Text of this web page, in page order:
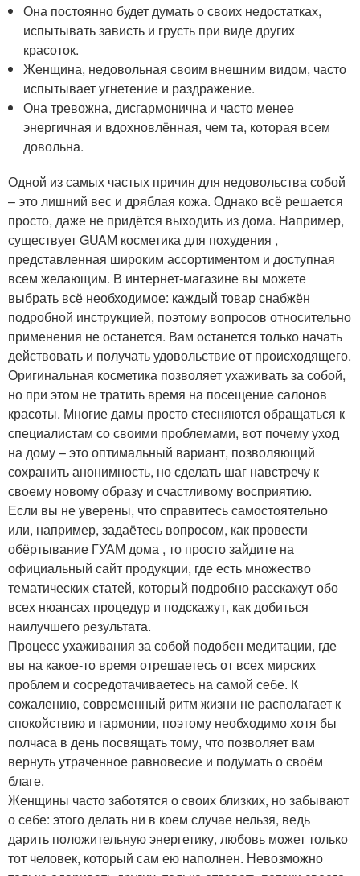
Она постоянно будет думать о своих недостатках,
испытывать зависть и грусть при виде других
красоток.
Женщина, недовольная своим внешним видом, часто
испытывает угнетение и раздражение.
Она тревожна, дисгармонична и часто менее
энергичная и вдохновлённая, чем та, которая всем
довольна.
Одной из самых частых причин для недовольства собой
– это лишний вес и дряблая кожа. Однако всё решается
просто, даже не придётся выходить из дома. Например,
существует GUAM косметика для похудения ,
представленная широким ассортиментом и доступная
всем желающим. В интернет-магазине вы можете
выбрать всё необходимое: каждый товар снабжён
подробной инструкцией, поэтому вопросов относительно
применения не останется. Вам останется только начать
действовать и получать удовольствие от происходящего.
Оригинальная косметика позволяет ухаживать за собой,
но при этом не тратить время на посещение салонов
красоты. Многие дамы просто стесняются обращаться к
специалистам со своими проблемами, вот почему уход
на дому – это оптимальный вариант, позволяющий
сохранить анонимность, но сделать шаг навстречу к
своему новому образу и счастливому восприятию.
Если вы не уверены, что справитесь самостоятельно
или, например, задаётесь вопросом, как провести
обёртывание ГУАМ дома , то просто зайдите на
официальный сайт продукции, где есть множество
тематических статей, который подробно расскажут обо
всех нюансах процедур и подскажут, как добиться
наилучшего результата.
Процесс ухаживания за собой подобен медитации, где
вы на какое-то время отрешаетесь от всех мирских
проблем и сосредотачиваетесь на самой себе. К
сожалению, современный ритм жизни не располагает к
спокойствию и гармонии, поэтому необходимо хотя бы
полчаса в день посвящать тому, что позволяет вам
вернуть утраченное равновесие и подумать о своём
благе.
Женщины часто заботятся о своих близких, но забывают
о себе: этого делать ни в коем случае нельзя, ведь
дарить положительную энергетику, любовь может только
тот человек, который сам ею наполнен. Невозможно